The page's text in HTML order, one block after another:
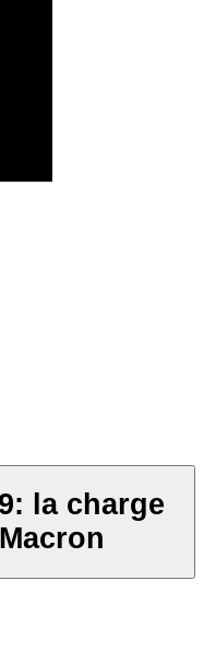
la charge